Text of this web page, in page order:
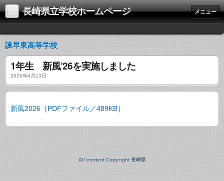
長崎県立学校ホームページ メニュー
諫早東高等学校
1年生 新風’26を実施しました
2026年4月13日
新風2026［PDFファイル／489KB］
All content Copyright 長崎県